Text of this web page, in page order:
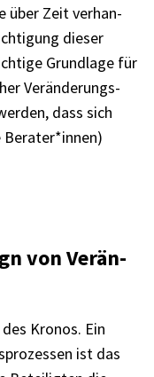
über Zeit verhan­
dieser
Grund­lage für
Verän­de­rungs­
dass sich
Berater*innen)
von Verän­
Kronos. Ein
ist das